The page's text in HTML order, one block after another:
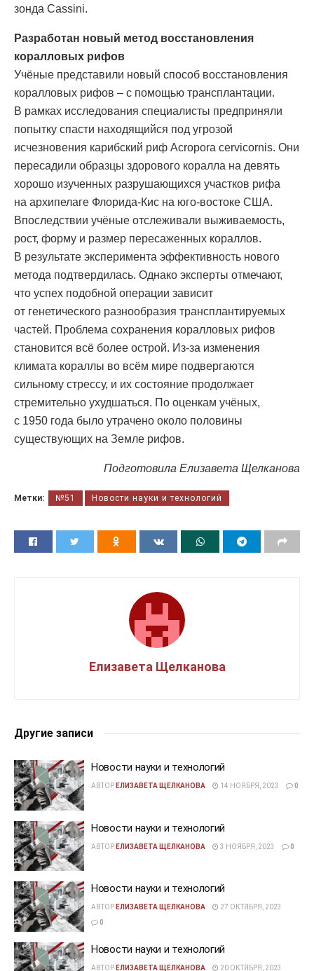
зонда Cassini.
Разработан новый метод восстановления
коралловых рифов
Учёные представили новый способ восстановления
коралловых рифов – с помощью трансплантации.
В рамках исследования специалисты предприняли
попытку спасти находящийся под угрозой
исчезновения карибский риф Acropora cervicornis. Они
пересадили образцы здорового коралла на девять
хорошо изученных разрушающихся участков рифа
на архипелаге Флорида-Кис на юго-востоке США.
Впоследствии учёные отслеживали выживаемость,
рост, форму и размер пересаженных кораллов.
В результате эксперимента эффективность нового
метода подтвердилась. Однако эксперты отмечают,
что успех подобной операции зависит
от генетического разнообразия трансплантируемых
частей. Проблема сохранения коралловых рифов
становится всё более острой. Из-за изменения
климата кораллы во всём мире подвергаются
сильному стрессу, и их состояние продолжает
стремительно ухудшаться. По оценкам учёных,
с 1950 года было утрачено около половины
существующих на Земле рифов.
Подготовила Елизавета Щелканова
Метки: №51 Новости науки и технологий
Елизавета Щелканова
Другие записи
Новости науки и технологий
АВТОР ЕЛИЗАВЕТА ЩЕЛКАНОВА 14 НОЯБРЯ, 2023 0
Новости науки и технологий
АВТОР ЕЛИЗАВЕТА ЩЕЛКАНОВА 3 НОЯБРЯ, 2023 0
Новости науки и технологий
АВТОР ЕЛИЗАВЕТА ЩЕЛКАНОВА
27 ОКТЯБРЯ, 2023
0
Новости науки и технологий
АВТОР ЕЛИЗАВЕТА ЩЕЛКАНОВА 20 ОКТЯБРЯ, 2023